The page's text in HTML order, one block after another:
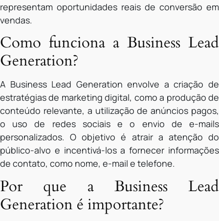
representam oportunidades reais de conversão em
vendas.
Como funciona a Business Lead
Generation?
A Business Lead Generation envolve a criação de
estratégias de marketing digital, como a produção de
conteúdo relevante, a utilização de anúncios pagos,
o uso de redes sociais e o envio de e-mails
personalizados. O objetivo é atrair a atenção do
público-alvo e incentivá-los a fornecer informações
de contato, como nome, e-mail e telefone.
Por que a Business Lead
Generation é importante?